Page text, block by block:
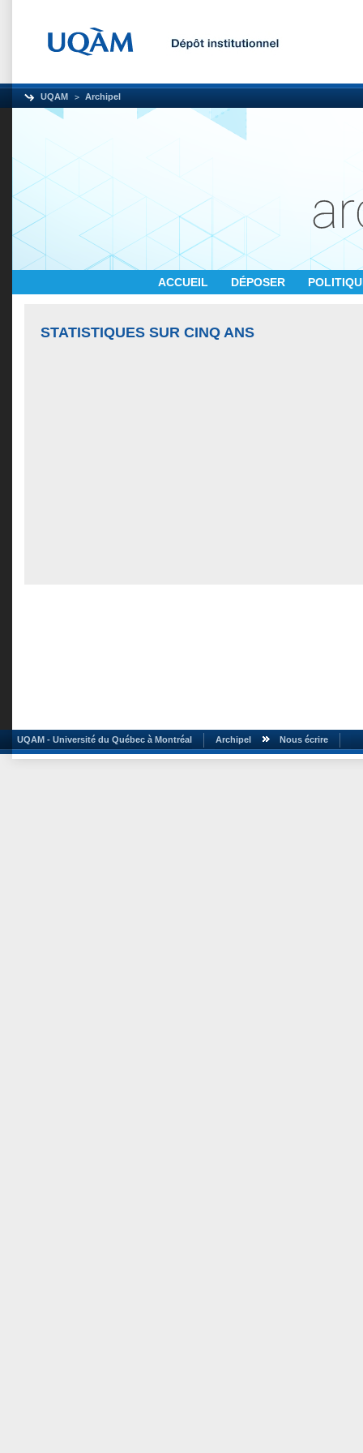
UQAM Archipel
ACCUEIL DÉPOSER
STATISTIQUES SUR CINQ ANS
UQAM - Université du Québec à Montréal Archipel Nous écrire